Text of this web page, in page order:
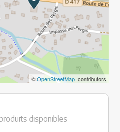
©OpenStreetMap contributors
disponibles